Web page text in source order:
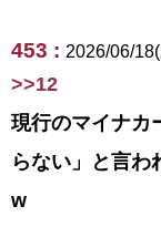
453 : 2026/06/
>>12
現行のマイナカ
らない」と言わ
ᴡ